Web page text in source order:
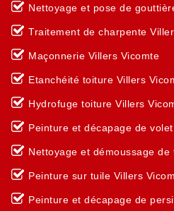
Nettoyage et pose de
Traitement de charpente
Maçonnerie Villers Vicomte
Etanchéité toiture Villers
Hydrofuge toiture Villers
Peinture et décapage de
Nettoyage et démoussage
Peinture sur tuile Villers
Peinture et décapage de